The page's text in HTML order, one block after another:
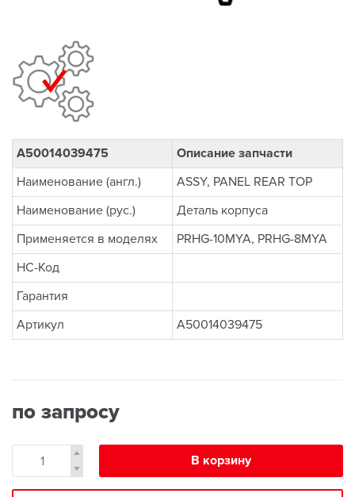
A50014039475
Описание запчасти
Наименование (англ.)
ASSY, PANEL REAR TOP
Наименование (рус.)
Деталь корпуса
Применяется в моделях
PRHG-10MYA, PRHG-8MYA
НС-Код
Гарантия
Артикул
A50014039475
по запросу
В корзину